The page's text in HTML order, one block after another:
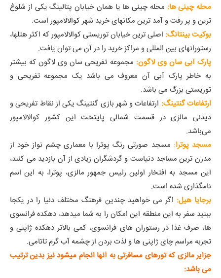
محله چینی ها: محله چینی ها یا همان خیابان پتالینگ یکی از شلوغ
ترین و پر رفت و آمد ترین مکانهای خرید شهر کوالالامپور است.
بوکیت بینتانگ: اصلی ترین خیابان توریستی کوالالامپور که اکثر هتلها،
رستورانهای بین المللی و مراکز خرید را در آن می توان یافت.
پارک آبی سان وی لاگون: مجموعه تفریحی سان وی لاگون که بیشتر
به خاطر پارک آبی آن معروف می باشد یک مجموعه تفریحی و
توریستی بزرگ می باشد.
ارتفاعات گنتینگ: ارتفاعات و شهر بازی گنتینگ یکی از نقاط تفریحی و
دیدنی مالزی در قسمت شمالی پایتخت این کشور کوالالامپور
می‌باشد.
مسجد پوترا: مسجد صورتی رنگ پوترا با معماری چشم نواز خود از
مدرن ترین مساجد دنیاست و گردشگران زیادی از آن بازدید می کنند،
این مسجد به افتخار اولین رئیس جمهور مالزی، پوترا، به این اسم
نامگذاری شده است.
برجایا هیل: اگر می خواهید چندین فرهنگ مختلف دنیا را در یکجا
ببنید سفر به این منطقه این امکان را به شما میدهد، دهکده فرانسوی
ها، صرف غذا در رستوران های فرانسوی، کمی بالاتر دهکده ژاپنی و
تجربه مراسم چای ژاپنی ها و لذت بردن از چشمه آب گرم تاتامی.
جزایر مالزی که تورهای مسافرتی به آنها انجام میشود نیز بدین ترتیب
می باشد: